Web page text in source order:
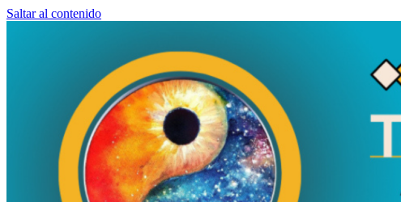
Saltar al contenido